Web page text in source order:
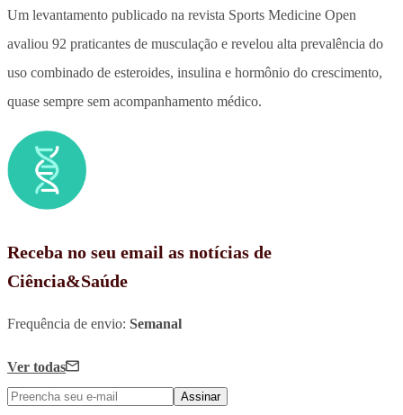
Um levantamento publicado na revista Sports Medicine Open
avaliou 92 praticantes de musculação e revelou alta prevalência do
uso combinado de esteroides, insulina e hormônio do crescimento,
quase sempre sem acompanhamento médico.
Receba no seu email as notícias de
Ciência&Saúde
Frequência de envio: Semanal
Ver todas
Assinar